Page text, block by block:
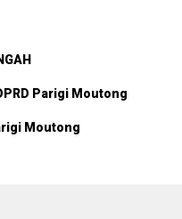
Parigi Moutong
Moutong